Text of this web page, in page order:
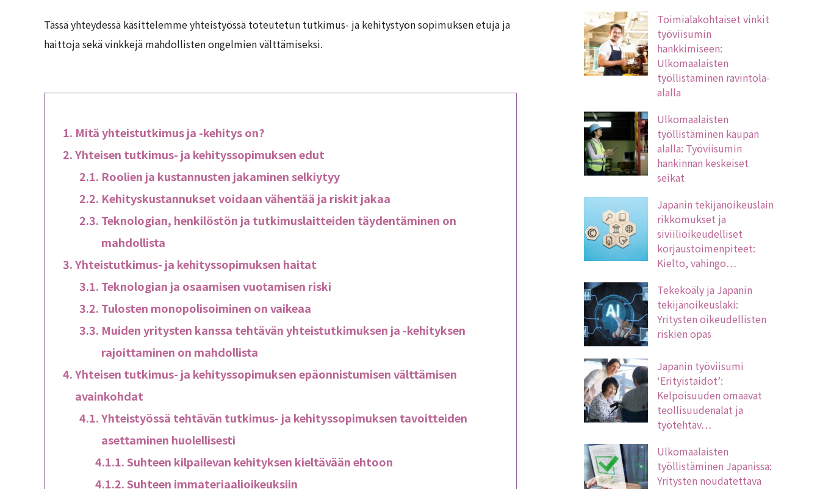
Tässä yhteydessä käsittelemme yhteistyössä toteutetun tutkimus- ja kehitystyön sopimuksen etuja ja
haittoja sekä vinkkejä mahdollisten ongelmien välttämiseksi.
Mitä yhteistutkimus ja -kehitys on?
Yhteisen tutkimus- ja kehityssopimuksen edut
Roolien ja kustannusten jakaminen selkiytyy
Kehityskustannukset voidaan vähentää ja riskit jakaa
Teknologian, henkilöstön ja tutkimuslaitteiden täydentäminen on
mahdollista
Yhteistutkimus- ja kehityssopimuksen haitat
Teknologian ja osaamisen vuotamisen riski
Tulosten monopolisoiminen on vaikeaa
Muiden yritysten kanssa tehtävän yhteistutkimuksen ja -kehityksen
rajoittaminen on mahdollista
Yhteisen tutkimus- ja kehityssopimuksen epäonnistumisen välttämisen
avainkohdat
Yhteistyössä tehtävän tutkimus- ja kehityssopimuksen tavoitteiden
asettaminen huolellisesti
Suhteen kilpailevan kehityksen kieltävään ehtoon
Suhteen immateriaalioikeuksiin
Toimialakohtaiset vinkit
työviisumin
hankkimiseen:
Ulkomaalaisten
työllistäminen ravintola-
alalla
Ulkomaalaisten
työllistäminen kaupan
alalla: Työviisumin
hankinnan keskeiset
seikat
Japanin tekijänoikeuslain
rikkomukset ja
siviilioikeudelliset
korjaustoimenpiteet:
Kielto, vahingo…
Tekekoäly ja Japanin
tekijänoikeuslaki:
Yritysten oikeudellisten
riskien opas
Japanin työviisumi
‘Erityistaidot’:
Kelpoisuuden omaavat
teollisuudenalat ja
työtehtäv…
Ulkomaalaisten
työllistäminen Japanissa:
Yritysten noudatettava